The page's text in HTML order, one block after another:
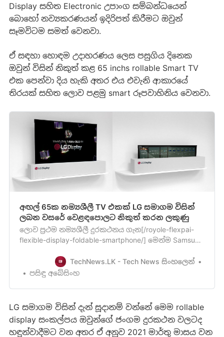
Display සහිත Electronic උපාංග සම්බන්ධයෙන්
බොහෝ නව්‍යකරණයන් ඉදිරිපත් කිරීමට ඔවුන්
සෑමවිටම සමත් වෙනවා.
ඒ සඳහා හොඳම උදාහරණය ලෙස පසුගිය දිනෙක
ඔවුන් විසින් නිකුත් කළ 65 inchs rollable Smart TV
එක පෙන්වා දිය හැකි අතර එය එවැනි ආකාරයේ
තිරයක් සහිත ලොව පළමු smart රූපවාහිනිය වෙනවා.
අඟල් 65ක නම්‍යශීලී TV එකක් LG සමාගම විසින්
ලබන වසරේ වෙළඳපොලට නිකුත් කරන ලකුණු
ලොව ප්‍රථම නම්‍යශීලී දුරකථනය ගැන[/royole-flexpai-
flexible-display-foldable-smartphone/] මෙන්ම Samsung
දුරකථනය ගැනත්[/samsungs-foldable-smartphone-
with-infinity-flex-display-finally-unveiled/] අපිඔබව
TechNews.LK - Tech News සිංහලෙන්
පසිඳු අබේසිංහ
LG සමාගම විසින් දැන් සූදානම් වන්නේ මෙම rollable
display සංකල්පය ඔවුන්ගේ ජංගම දුරකථන වලටද
හඳුන්වාදීමට වන අතර ඒ අනුව 2021 මාර්තු මාසය වන